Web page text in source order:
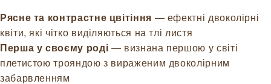
Рясне та контрастне цвітіння — ефектні двоколірні
квіти, які чітко виділяються на тлі листя
Перша у своєму роді — визнана першою у світі
плетистою трояндою з вираженим двоколірним
забарвленням